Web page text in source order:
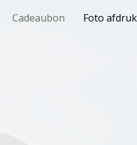
Cadeaubon Foto